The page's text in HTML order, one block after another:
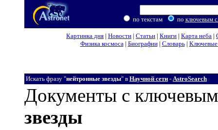
по текстам по ключевым
Картинка дня | Новости | Статьи | Книги | Карта неба |
Физика космоса| Биографии| Словарь| Ключевые
Искать фразу "нейтронные звезды" в Научной сети - AstroSearch
Документы с
звезды